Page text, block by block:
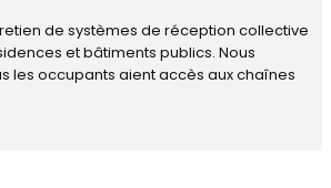
de systèmes de réception collective
et bâtiments publics. Nous
les occupants aient accès aux chaînes